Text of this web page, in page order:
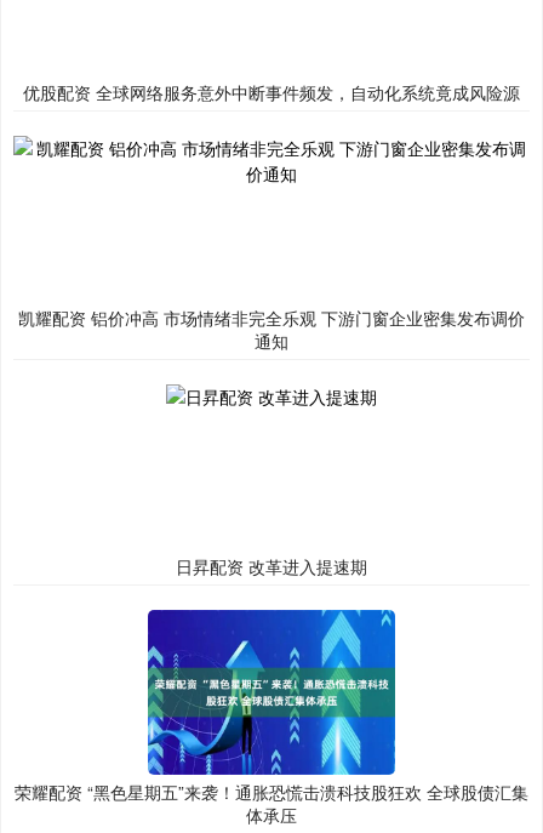
优股配资 全球网络服务意外中断事件频发，自动化系统竟成风险源
凯耀配资 铝价冲高 市场情绪非完全乐观 下游门窗企业密集发布调价
通知
日昇配资 改革进入提速期
荣耀配资 “黑色星期五”来袭！通胀恐慌击溃科技股狂欢 全球股债汇集
体承压